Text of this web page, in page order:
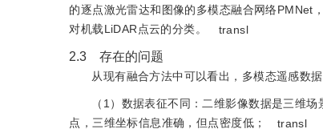
的逐点激光雷达和图像的多模态融合网络PMNet
对机载LiDAR点云的分类。
transl
2.3 存在的问题
从现有融合方法中可以看出，多模态遥感数
（1）数据表征不同：二维影像数据是三维
点，三维坐标信息准确，但点密度低；
transl